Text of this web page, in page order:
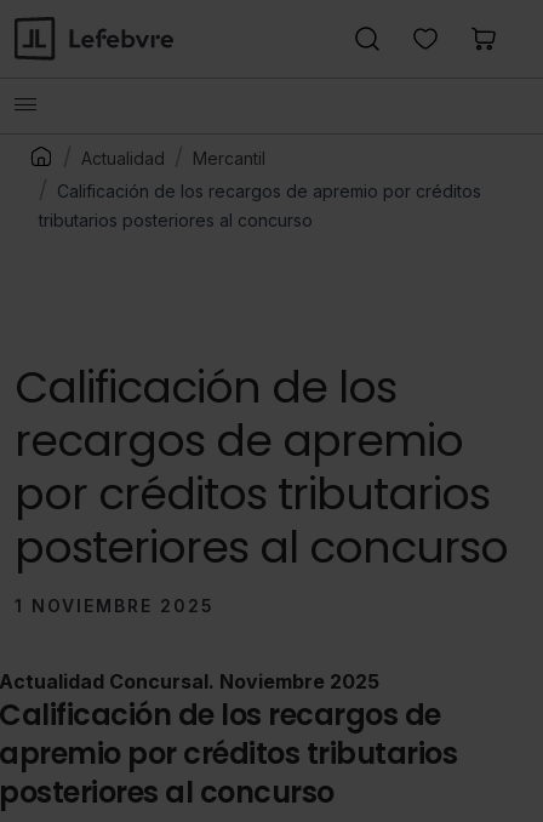
Actualidad
Mercantil
Calificación de los recargos de apremio por créditos
tributarios posteriores al concurso
Calificación de los
recargos de apremio
por créditos tributarios
posteriores al concurso
1 NOVIEMBRE 2025
Actualidad Concursal. Noviembre 2025
Calificación de los recargos de
apremio por créditos tributarios
posteriores al concurso